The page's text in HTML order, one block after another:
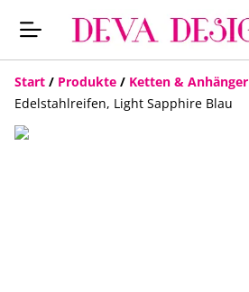
Start / Produkte / Ketten & Anhänger
Edelstahlreifen, Light Sapphire Blau